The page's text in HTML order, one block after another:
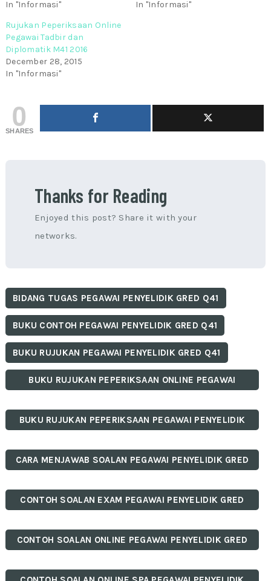
In "Informasi"
In "Informasi"
Rujukan Peperiksaan Online
Pegawai Tadbir dan
Diplomatik M41 2016
December 28, 2015
In "Informasi"
0
SHARES
Thanks for Reading
Enjoyed this post? Share it with your
networks.
BIDANG TUGAS PEGAWAI PENYELIDIK GRED Q41
BUKU CONTOH PEGAWAI PENYELIDIK GRED Q41
BUKU RUJUKAN PEGAWAI PENYELIDIK GRED Q41
BUKU RUJUKAN PEPERIKSAAN ONLINE PEGAWAI
BUKU RUJUKAN PEPERIKSAAN PEGAWAI PENYELIDIK
CARA MENJAWAB SOALAN PEGAWAI PENYELIDIK GRED
CONTOH SOALAN EXAM PEGAWAI PENYELIDIK GRED
CONTOH SOALAN ONLINE PEGAWAI PENYELIDIK GRED